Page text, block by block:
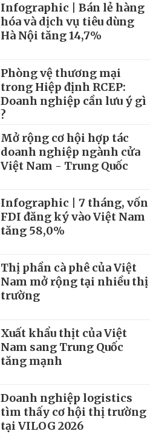
Infographic | Bán lẻ hàng
hóa và dịch vụ tiêu dùng
Hà Nội tăng 14,7%
Phòng vệ thương mại
trong Hiệp định RCEP:
Doanh nghiệp cần lưu ý gì
?
Mở rộng cơ hội hợp tác
doanh nghiệp ngành cửa
Việt Nam - Trung Quốc
Infographic | 7 tháng, vốn
FDI đăng ký vào Việt Nam
tăng 58,0%
Thị phần cà phê của Việt
Nam mở rộng tại nhiều thị
trường
Xuất khẩu thịt của Việt
Nam sang Trung Quốc
tăng mạnh
Doanh nghiệp logistics
tìm thấy cơ hội thị trường
tại VILOG 2026